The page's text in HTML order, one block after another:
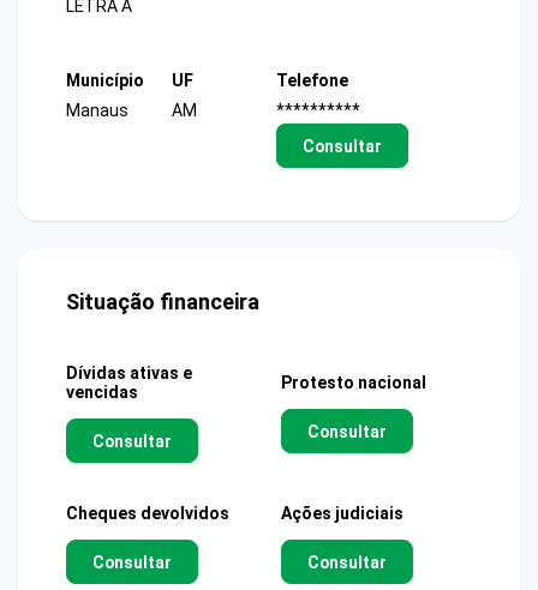
LETRA A
Município
Manaus
UF
AM
Telefone
**********
Consultar
Situação financeira
Dívidas ativas e
vencidas
Consultar
Protesto nacional
Consultar
Cheques devolvidos
Consultar
Ações judiciais
Consultar